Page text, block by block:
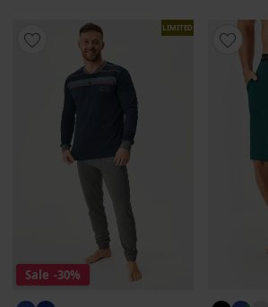
LIMITED
Sale -30%